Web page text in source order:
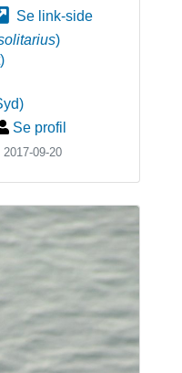
Se link-side
)
)
Se profil
2017-09-20